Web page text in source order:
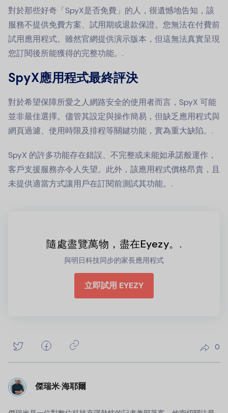
對於那些好奇「SpyX是否免費」的人，很遺憾地告知，該
服務不提供免費方案、試用期或退款保證。您無法在付費前
試用應用程式。雖然官網提供演示版本，但這無法真實呈現
您訂閱後所能獲得的完整功能。.
SpyX應用程式最終評決
對於希望保障所愛之人網路安全的使用者而言，SpyX 可能
並非最佳選擇。儘管其設定與操作簡易，但缺乏應用程式與
網頁過濾、使用時限及排程等關鍵功能，實為重大缺陷。.
SpyX 的許多功能存在錯誤、不完整或未能如承諾般運作，
客戶支援服務亦令人失望。此外，該應用程式價格昂貴，且
未提供適當方式讓用戶在訂閱前測試其功能。.
隨處盡覽萬物，盡在Eyezy。.
與明日科技同步的家長應用程式
立即試用 EYEZY
0
傑瑞米·海耶爾